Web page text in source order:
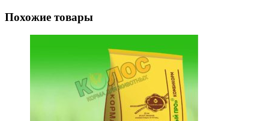
Похожие товары